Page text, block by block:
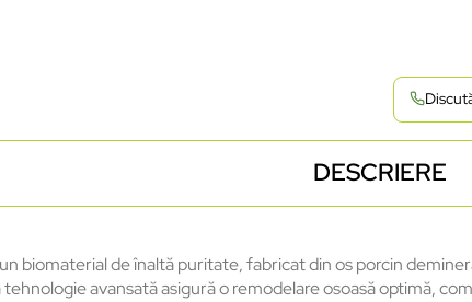
DESCRIERE
biomaterial de înaltă puritate, fabricat din os porcin
avansată asigură o remodelare osoasă optimă,